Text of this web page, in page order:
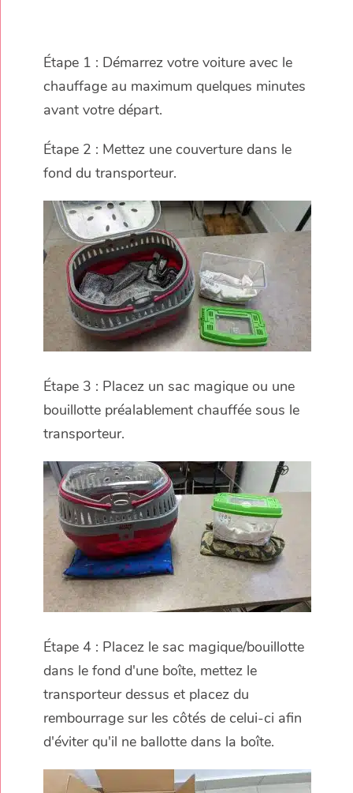
Étape 1 : Démarrez votre voiture avec le
chauffage au maximum quelques minutes
avant votre départ.
Étape 2 : Mettez une couverture dans le
fond du transporteur.
Étape 3 : Placez un sac magique ou une
bouillotte préalablement chauffée sous le
transporteur.
Étape 4 : Placez le sac magique/bouillotte
dans le fond d'une boîte, mettez le
transporteur dessus et placez du
rembourrage sur les côtés de celui-ci afin
d'éviter qu'il ne ballotte dans la boîte.